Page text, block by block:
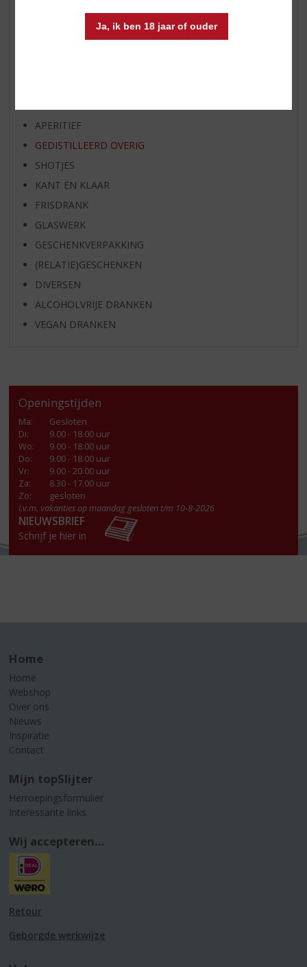
Ja, ik ben 18 jaar of ouder
SPIRIT VAN DE MAAND
APERITIEF
GEDISTILLEERD OVERIG
SHOTJES
KANT EN KLAAR
FRISDRANK
GLASWERK
GESCHENKVERPAKKING
(RELATIE)GESCHENKEN
DIVERSEN
ALCOHOLVRIJE DRANKEN
VEGAN DRANKEN
Openingstijden
Ma:
Gesloten
Di:
9.00 - 18.00 uur
Wo:
9.00 - 18.00 uur
Do:
9.00 - 18.00 uur
Vr:
9.00 - 20.00 uur
Za:
8.30 - 17.00 uur
Zo:
gesloten
I.v.m. vakanties op maandag gesloten t/m 10-8-2026
NIEUWSBRIEF
Schrijf je hier in
Home
Home
Webshop
Over ons
Nieuws
Inspiratie
Contact
Mijn topSlijter
Herroepingsformulier
Interessante links
Wij accepteren...
Retour
Geborgde werkwijze